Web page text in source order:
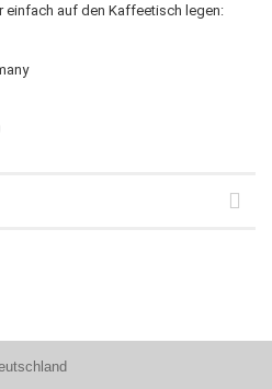
einfach auf den Kaffeetisch legen: